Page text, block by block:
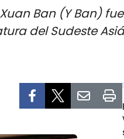
Ban (Y Ban)
del Sudeste